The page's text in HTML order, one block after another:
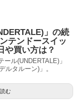
」の続
テンドースイッ
や買い方は？
ル(UNDERTALE)」
ルタルーン)」。
む